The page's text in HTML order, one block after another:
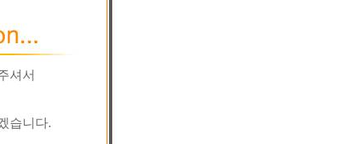
셔서
습니다.